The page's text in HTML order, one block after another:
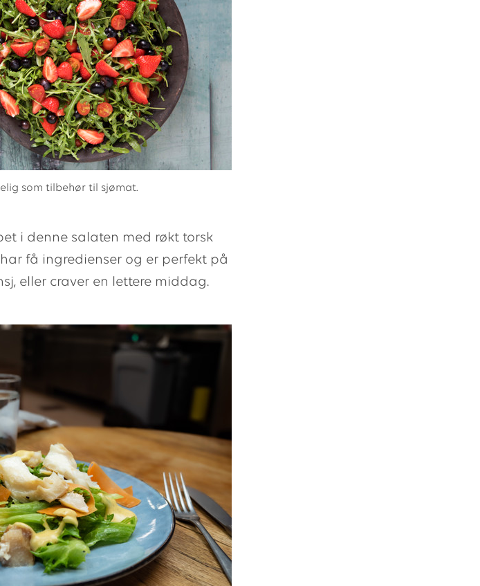
som tilbehør til sjømat.
i denne salaten med røkt torsk
få ingredienser og er perfekt på
eller craver en lettere middag.